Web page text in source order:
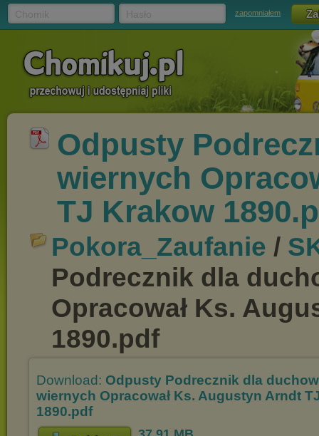
zapomniałem
Odpusty
wiernych
TJ Krakow
Pokora_Zaufanie /
Podrecznik dla
Opracował Ks.
1890.pdf
Download: Odpusty Podrecznik dla
wiernych Opracował Ks. Augustyn Arndt
1890.pdf